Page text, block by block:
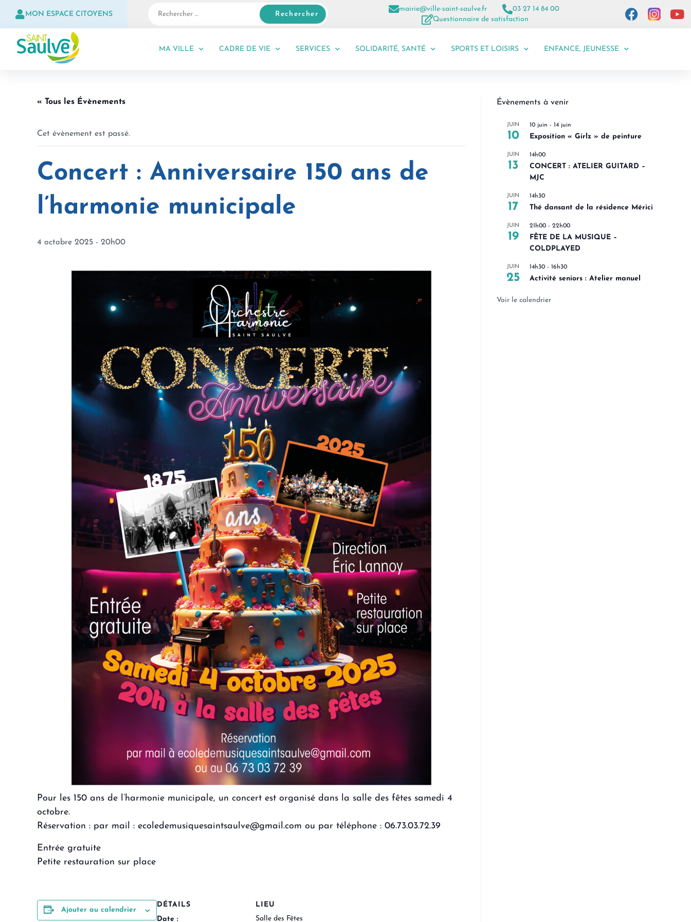
MON ESPACE CITOYENS Rechercher
mairie@ville-saint-saulve.fr
03 27 14 84 00
Questionnaire de satisfaction
MA VILLE CADRE DE VIE SERVICES SOLIDARITÉ, SANTÉ SPORTS ET LOISIRS ENFANCE, JEUNESSE
« Tous les Évènements
Cet évènement est passé.
Concert : Anniversaire 150 ans de
l’harmonie municipale
4 octobre 2025 - 20h00
Pour les 150 ans de l’harmonie municipale, un concert est organisé dans la salle des fêtes samedi 4
octobre.
Réservation : par mail : ecoledemusiquesaintsaulve@gmail.com ou par téléphone : 06.73.03.72.39
Entrée gratuite
Petite restauration sur place
Ajouter au calendrier
DÉTAILS
Date :
LIEU
Salle des Fêtes
Évènements à venir
JUIN
10
10 juin - 14 juin
Exposition « Girlz » de peinture
JUIN
13
14h00
CONCERT : ATELIER GUITARD –
MJC
JUIN
17
14h30
Thé dansant de la résidence Mérici
JUIN
19
21h00 - 22h00
FÊTE DE LA MUSIQUE –
COLDPLAYED
JUIN
25
14h30 - 16h30
Activité seniors : Atelier manuel
Voir le calendrier